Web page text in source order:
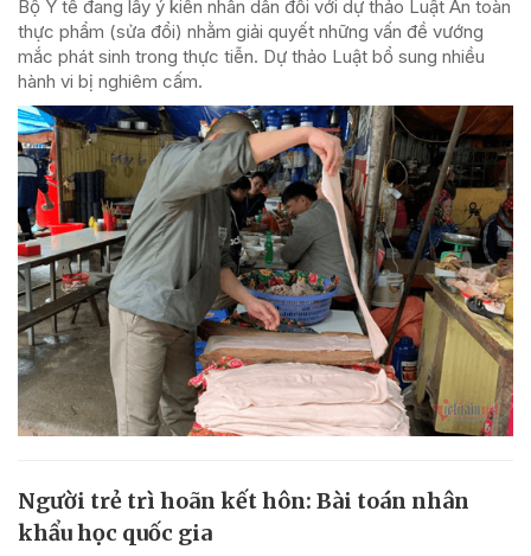
Bộ Y tế đang lấy ý kiến nhân dân đối với dự thảo Luật An toàn
thực phẩm (sửa đổi) nhằm giải quyết những vấn đề vướng
mắc phát sinh trong thực tiễn. Dự thảo Luật bổ sung nhiều
hành vi bị nghiêm cấm.
Người trẻ trì hoãn kết hôn: Bài toán nhân
khẩu học quốc gia